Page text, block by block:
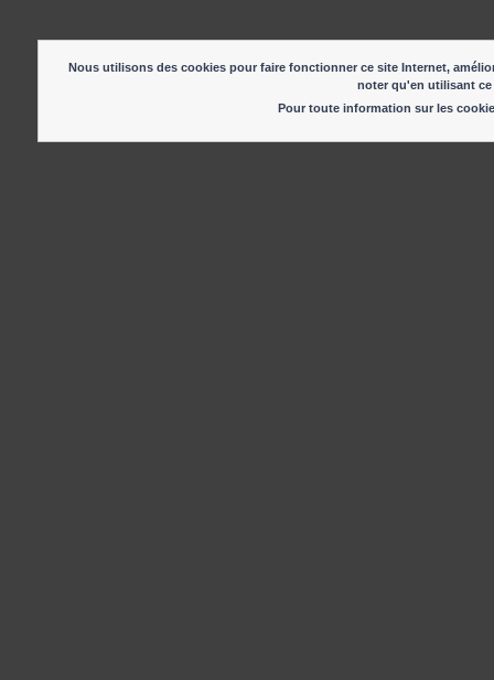
Nous utilisons des cookies pour faire fonctionner ce site Internet,
noter qu'en utilisant
Pour toute information sur les